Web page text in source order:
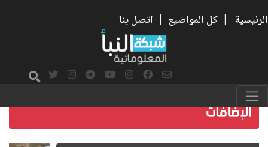
الرئيسية | كل المواضيع | اتصل بنا